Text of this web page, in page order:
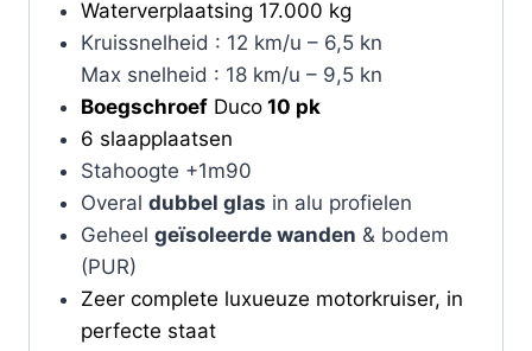
Waterverplaatsing 17.000 kg
Kruissnelheid : 12 km/u – 6,5 kn
Max snelheid : 18 km/u – 9,5 kn
BoegschroefDuco10 pk
6 slaapplaatsen
Stahoogte +1m90
Overal dubbel glas in alu profielen
Geheel geïsoleerde wanden & bodem
(PUR)
Zeer complete luxueuze motorkruiser, in
perfecte staat